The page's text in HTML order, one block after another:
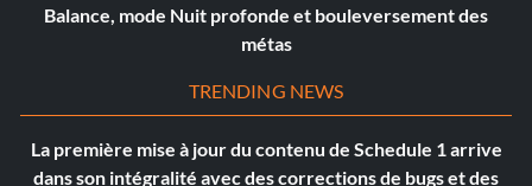
Balance, mode Nuit profonde et bouleversement des
métas
TRENDING NEWS
La première mise à jour du contenu de Schedule 1 arrive
dans son intégralité avec des corrections de bugs et des